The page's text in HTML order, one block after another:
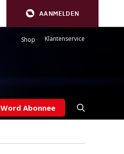
AANMELDEN
Shop Klantenservice
Word Abonnee